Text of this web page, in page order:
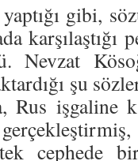
gibi,
karşılaştığı
Nevzat
şu
Rus işgaline
cephede